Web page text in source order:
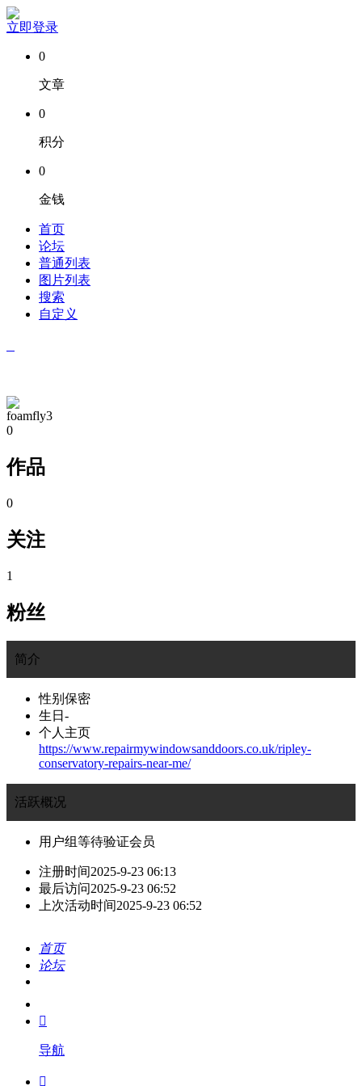
立即登录
0
文章
0
积分
0
金钱
首页
论坛
普通列表
图片列表
搜索
自定义
foamfly3
0
作品
0
关注
1
粉丝
简介
性别 保密
生日 -
个人主页
https://www.repairmywindowsanddoors.co.uk/ripley-
conservatory-repairs-near-me/
活跃概况
用户组等待验证会员
注册时间2025-9-23 06:13
最后访问2025-9-23 06:52
上次活动时间2025-9-23 06:52
首页
论坛
我的

导航
